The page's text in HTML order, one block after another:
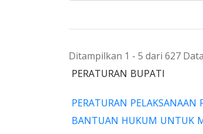
Ditampilkan 1 - 5 dari 627 Data
PERATURAN BUPATI
PERATURAN
BANTUAN HUKUM UNTUK